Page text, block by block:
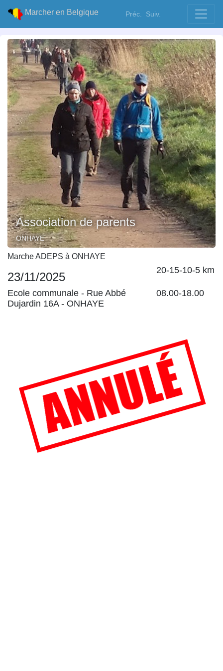
Marcher en Belgique Préc. Suiv.
Association de parents
ONHAYE
Marche ADEPS à ONHAYE
23/11/2025 20-15-10-5 km
Ecole communale - Rue Abbé
Dujardin 16A- ONHAYE
08.00-18.00